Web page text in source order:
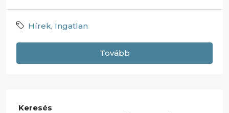
Hírek, Ingatlan
Tovább
Keresés